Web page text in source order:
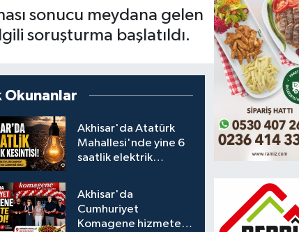
sonucu meydana gelen
soruşturma başlatıldı.
Okunanlar
Akhisar'da Atatürk
Mahallesi'nde yine 6
saatlik elektrik
Akhisar'da
Cumhuriyet
Komagene hizmete